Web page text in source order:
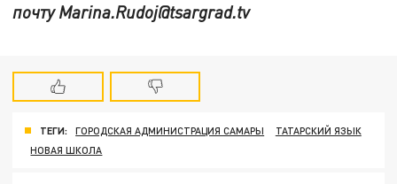
почту Marina.Rudoj@tsargrad.tv
ТЕГИ: ГОРОДСКАЯ АДМИНИСТРАЦИЯ САМАРЫ
ТАТАРСКИЙ ЯЗЫК
НОВАЯ ШКОЛА